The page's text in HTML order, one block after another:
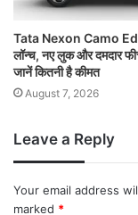
Tata Nexon Camo
लॉन्च, नए लुक और दमदार
जानें कितनी है कीमत
August 7, 2026
Leave a Reply
Your email address
marked *